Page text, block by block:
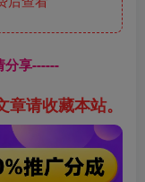
分享------
请收藏本站。